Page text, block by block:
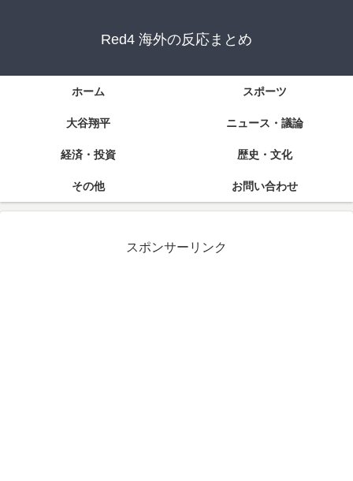
Red4 海外の反応まとめ
ホーム スポーツ
大谷翔平 ニュース・議論
経済・投資 歴史・文化
その他 お問い合わせ
スポンサーリンク